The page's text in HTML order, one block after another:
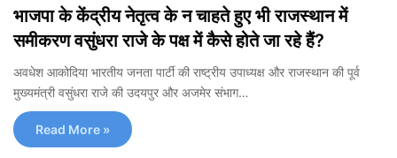
भाजपा के केंद्रीय नेतृत्व के न चाहते हुए भी राजस्थान में
समीकरण वसुंधरा राजे के पक्ष में कैसे होते जा रहे हैं?
अवधेश आकोदिया भारतीय जनता पार्टी की राष्ट्रीय उपाध्यक्ष और राजस्थान की पूर्व
मुख्यमंत्री वसुंधरा राजे की उदयपुर और अजमेर संभाग…
Read More »